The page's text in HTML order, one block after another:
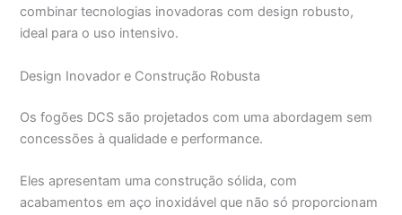
combinar tecnologias inovadoras com design robusto,
ideal para o uso intensivo.
Design Inovador e Construção Robusta
Os fogões DCS são projetados com uma abordagem sem
concessões à qualidade e performance.
Eles apresentam uma construção sólida, com
acabamentos em aço inoxidável que não só proporcionam